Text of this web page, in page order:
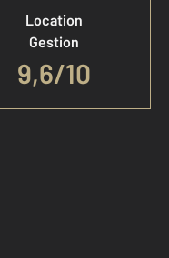
Location
Gestion
9,6/10